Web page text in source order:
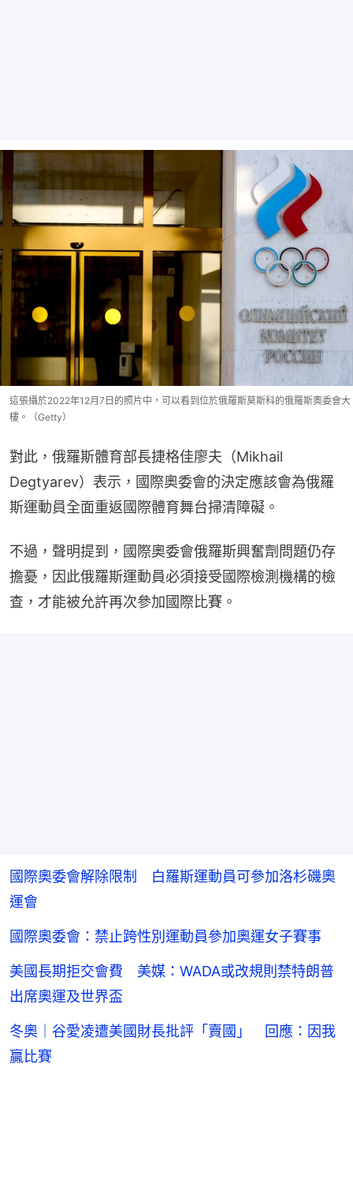
這張攝於2022年12月7日的照片中，可以看到位於俄羅斯莫斯科的俄羅斯奧委會大
樓。（Getty）
對此，俄羅斯體育部長捷格佳廖夫（Mikhail
Degtyarev）表示，國際奧委會的決定應該會為俄羅
斯運動員全面重返國際體育舞台掃清障礙。
不過，聲明提到，國際奧委會俄羅斯興奮劑問題仍存
擔憂，因此俄羅斯運動員必須接受國際檢測機構的檢
查，才能被允許再次參加國際比賽。
國際奧委會解除限制 白羅斯運動員可參加洛杉磯奧
運會
國際奧委會：禁止跨性別運動員參加奧運女子賽事
美國長期拒交會費 美媒：WADA或改規則禁特朗普
出席奧運及世界盃
冬奧｜谷愛凌遭美國財長批評「賣國」 回應：因我
贏比賽